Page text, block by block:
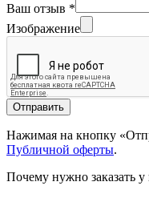
Ваш отзыв *
Изображение
Отправить
Нажимая на кнопку
Публичной оферты.
Почему нужно заказать у